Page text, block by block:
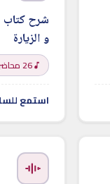
شرح كتاب
و الزيارة
26 محاضرة
استمع